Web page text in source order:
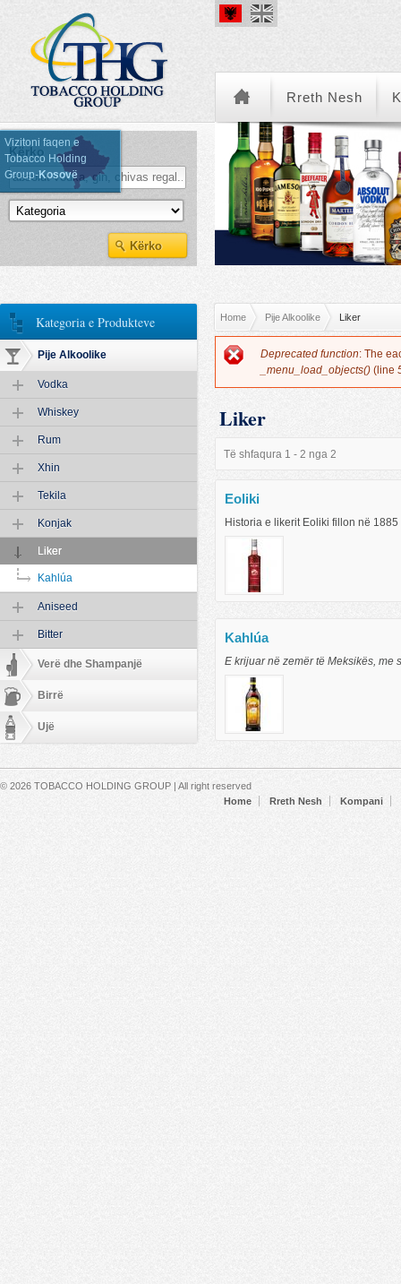
Vizitoni faqen e
Tobacco Holding
Group-Kosovë
Rreth Nesh
Kërko
Kategoria e Produkteve
You are here
Home Pije Alkoolike Liker
Error message
Deprecated function: The
_menu_load_objects() (line
Liker
Të shfaqura 1 - 2 nga 2
Eoliki
Historia e likerit Eoliki fillon në 1885
Kahlúa
E krijuar në zemër të Meksikës, me
Kategoria e Produkteve
Pije Alkoolike
Vodka
Whiskey
Rum
Xhin
Tekila
Konjak
Liker
Kahlúa
Aniseed
Bitter
Verë dhe Shampanjë
Birrë
Ujë
© 2026 TOBACCO HOLDING GROUP | All right reserved
Secondary menu
Home Rreth Nesh Kompani